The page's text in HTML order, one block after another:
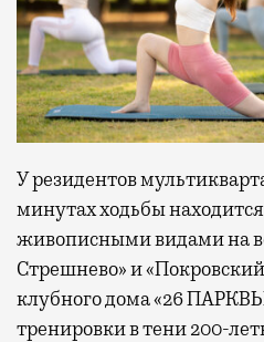
У резидентов
минутах ходьбы находится
живописными видами на
Стрешнево» и
клубного дома «26
тренировки в тени 200-